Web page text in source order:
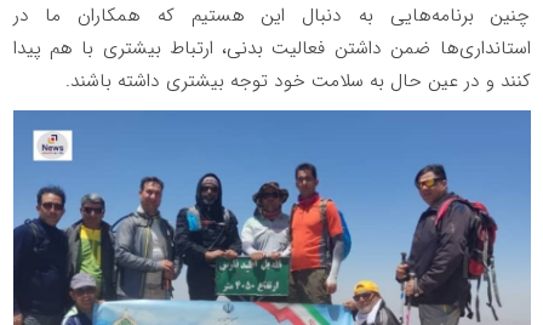
چنین برنامه‌هایی به دنبال این هستیم که همکاران ما در
استانداری‌ها ضمن داشتن فعالیت بدنی، ارتباط بیشتری با هم پیدا
کنند و در عین حال به سلامت خود توجه بیشتری داشته باشند.